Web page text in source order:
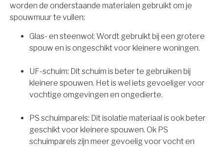
worden de onderstaande materialen gebruikt om je
spouwmuur te vullen:
Glas- en steenwol: Wordt gebruikt bij een grotere
spouw en is ongeschikt voor kleinere woningen.
UF-schuim: Dit schuim is beter te gebruiken bij
kleinere spouwen. Het is wel iets gevoeliger voor
vochtige omgevingen en ongedierte.
PS schuimparels: Dit isolatie materiaal is ook beter
geschikt voor kleinere spouwen. Ok PS
schuimparels zijn meer gevoelig voor vocht en